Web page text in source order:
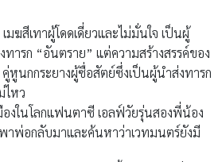
มฆสีเทาผู้โดดเดี่ยวและไม่มั่นใจ เป็นผู้
ทารก “อันตราย” แต่ความสร้างสรรค์ของ
คู่หูนกกระยางผู้ซื่อสัตย์ซึ่งเป็นผู้นำส่งทารก
ไหว
งในโลกแฟนตาซี เอลฟ์วัยรุ่นสองพี่น้อง
าพ่อกลับมาและค้นหาว่าเวทมนตร์ยังมี